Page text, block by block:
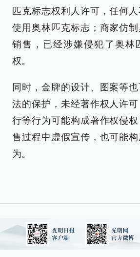
匹克标志权利人许可，任何
使用奥林匹克标志；商家仿
销售，已经涉嫌侵犯了奥林
权。
同时，金牌的设计、图案等
法的保护，未经著作权人许
行等行为可能构成著作权侵
售过程中虚假宣传，也可能
为。